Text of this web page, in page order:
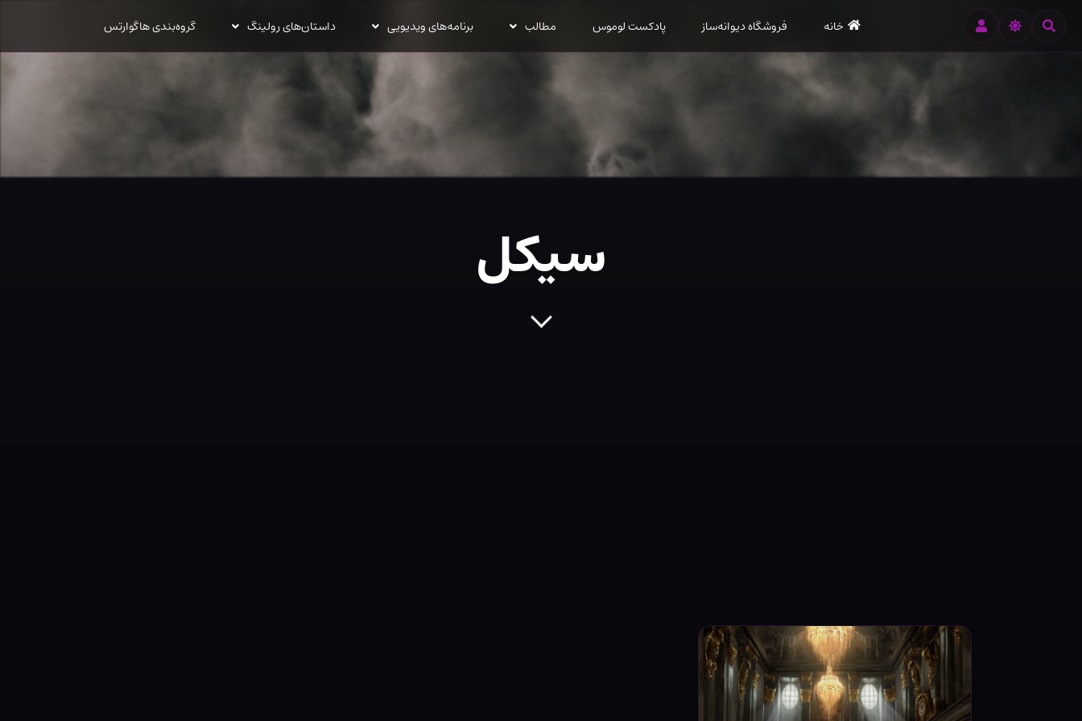
ورود
خانه فروشگاه دیوانه‌ساز پادکست لوموس مطالب برنامه‌های ویدیویی داستان‌های رولینگ گروه‌بندی هاگوارتس
سیکل